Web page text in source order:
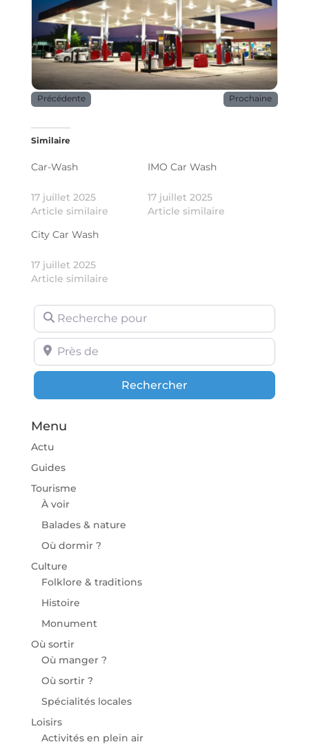
Précédente Prochaine
Similaire
Car-Wash
17 juillet 2025
Article similaire
IMO Car Wash
17 juillet 2025
Article similaire
City Car Wash
17 juillet 2025
Article similaire
Recherche pour
Près de
RechercherRechercher
Menu
Actu
Guides
Tourisme
À voir
Balades & nature
Où dormir ?
Culture
Folklore & traditions
Histoire
Monument
Où sortir
Où manger ?
Où sortir ?
Spécialités locales
Loisirs
Activités en plein air